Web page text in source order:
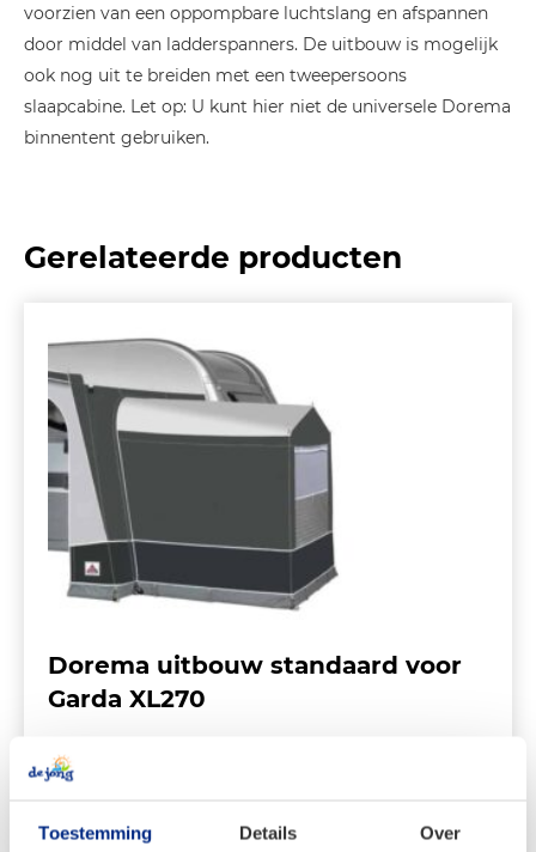
Toestemming Details Over
voorzien van een oppompbare luchtslang en afspannen
door middel van ladderspanners. De uitbouw is mogelijk
ook nog uit te breiden met een tweepersoons
slaapcabine. Let op: U kunt hier niet de universele Dorema
binnentent gebruiken.
Gerelateerde producten
Dorema uitbouw standaard voor
Garda XL270
Vanaf:
Oorspronkelijke
€499,00
Huidige